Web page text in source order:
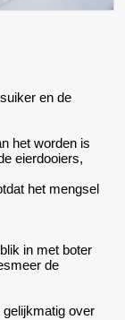
en de
het worden is
eierdooiers,
het mengsel
in met boter
de
gelijkmatig over